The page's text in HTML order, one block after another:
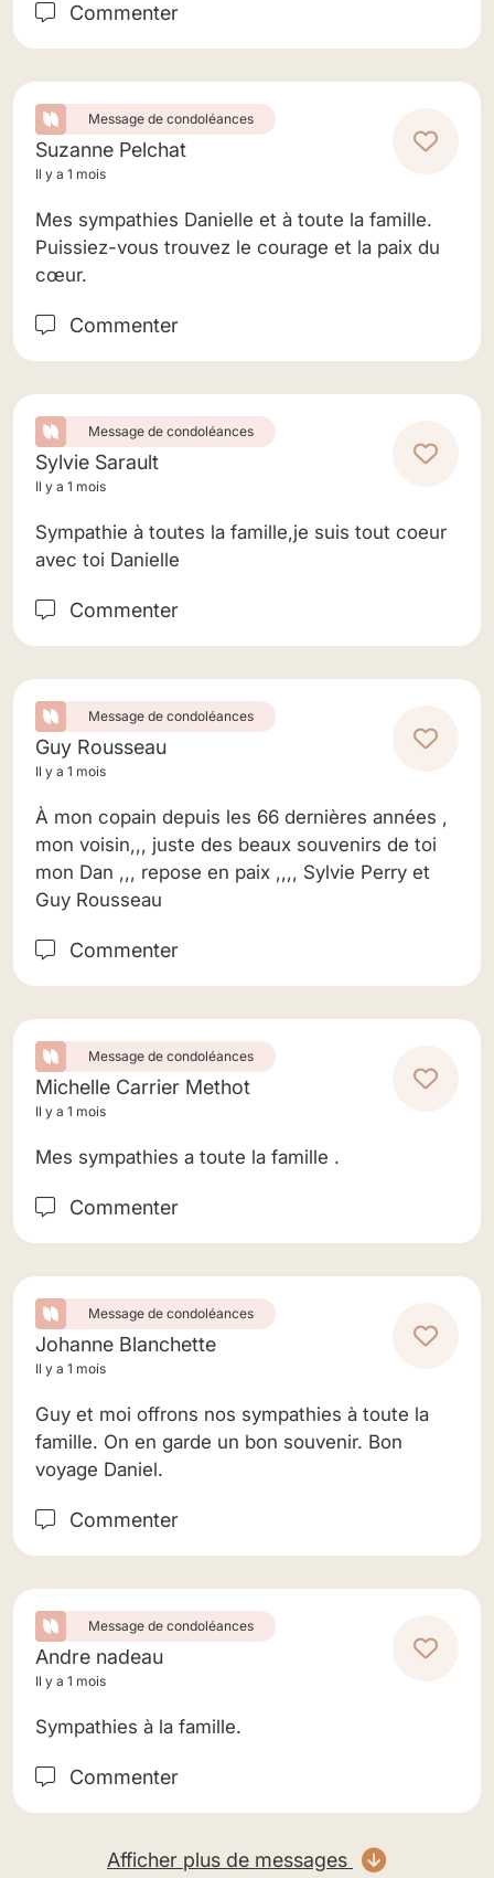
Commenter
Message de condoléances
Suzanne Pelchat
Il y a 1 mois
Mes sympathies Danielle et à toute la famille.
Puissiez-vous trouvez le courage et la paix du
cœur.
Commenter
Message de condoléances
Sylvie Sarault
Il y a 1 mois
Sympathie à toutes la famille,je suis tout coeur
avec toi Danielle
Commenter
Message de condoléances
Guy Rousseau
Il y a 1 mois
À mon copain depuis les 66 dernières années ,
mon voisin,,, juste des beaux souvenirs de toi
mon Dan ,,, repose en paix ,,,, Sylvie Perry et
Guy Rousseau
Commenter
Message de condoléances
Michelle Carrier Methot
Il y a 1 mois
Mes sympathies a toute la famille .
Commenter
Message de condoléances
Johanne Blanchette
Il y a 1 mois
Guy et moi offrons nos sympathies à toute la
famille. On en garde un bon souvenir. Bon
voyage Daniel.
Commenter
Message de condoléances
Andre nadeau
Il y a 1 mois
Sympathies à la famille.
Commenter
Afficher plus de messages